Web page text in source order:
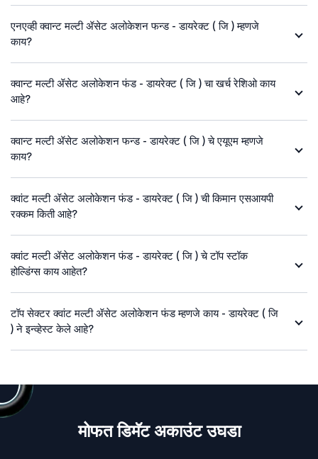
एनएव्ही क्वान्ट मल्टी ॲसेट अलोकेशन फन्ड - डायरेक्ट ( जि ) म्हणजे
काय?
क्वान्ट मल्टी ॲसेट अलोकेशन फंड - डायरेक्ट ( जि ) चा खर्च रेशिओ काय
आहे?
क्वान्ट मल्टी ॲसेट अलोकेशन फन्ड - डायरेक्ट ( जि ) चे एयूएम म्हणजे
काय?
क्वांट मल्टी ॲसेट अलोकेशन फंड - डायरेक्ट ( जि ) ची किमान एसआयपी
रक्कम किती आहे?
क्वांट मल्टी ॲसेट अलोकेशन फंड - डायरेक्ट ( जि ) चे टॉप स्टॉक
होल्डिंग्स काय आहेत?
टॉप सेक्टर क्वांट मल्टी ॲसेट अलोकेशन फंड म्हणजे काय - डायरेक्ट ( जि
) ने इन्व्हेस्ट केले आहे?
मोफत डिमॅट अकाउंट उघडा